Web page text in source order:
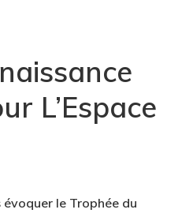
L’Espace
évoquer le Trophée du